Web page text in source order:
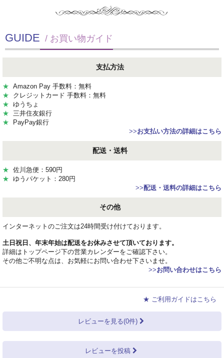
GUIDE / お買い物ガイド
支払方法
★ Amazon Pay 手数料：無料
★ クレジットカード 手数料：無料
★ ゆうちょ
★ 三井住友銀行
★ PayPay銀行
>>お支払い方法の詳細はこちら
配送・送料
★ 佐川急便：590円
★ ゆうパケット：280円
>>配送・送料の詳細はこちら
その他
インターネットのご注文は24時間受け付けております。
土日祝日、年末年始は配送をお休みさせて頂いております。
詳細はトップページ下の営業カレンダーをご確認下さい。
その他ご不明な点は、お気軽にお問い合わせ下さいませ。
>>お問い合わせはこちら
★ ご利用ガイドはこちら
レビューを見る(0件)
レビューを投稿